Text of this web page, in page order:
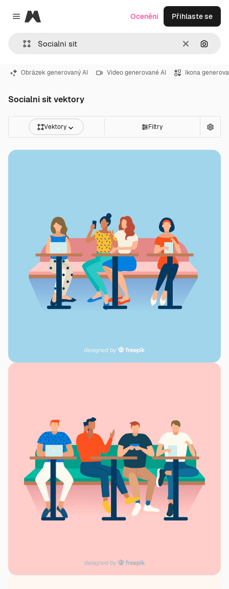
Close menu
Magnific
ZrušitHledat
Ocenění Přihlaste se
Obrázek generovaný AI Video generované AI Ikona
Socialni sit vektory
Vektory Filtry